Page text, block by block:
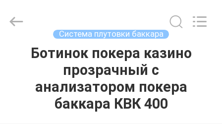
ГЛАВНАЯ
СТРАНИЦА
ПРОДУКЦИЯ
Cheat
Center.
Система плутовки баккара
Ботинок покера казино
прозрачный с
анализатором покера
баккара КВК 400